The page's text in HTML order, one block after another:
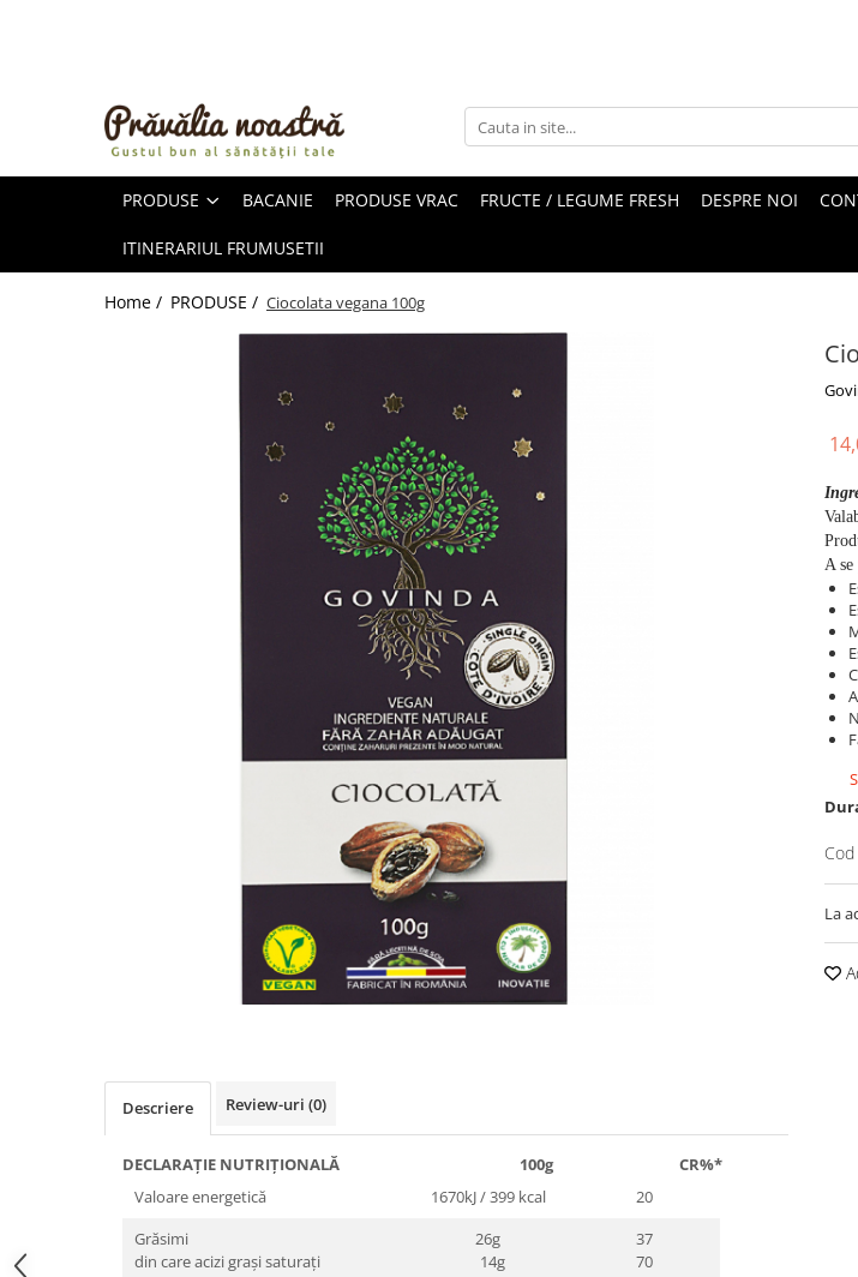
ULEIURI ȘI UNTURI
FRUCTE DESHIDRATATE
ÎNDULCITORI NATURALI / MIERE
PRODUSE BACANIE PRODUSE VRAC FRUCTE / LEGUME FRESH DESPRE NOI
ITINERARIUL FRUMUSETII
Home / PRODUSE / Ciocolata vegana 100g
A se
La
Descriere Review-uri (0)
DECLARAȚIE NUTRIȚIONALĂ 100g CR%*
Valoare energetică
1670kJ / 399 kcal
20
Grăsimi
din care acizi grași saturați
26g
14g
37
70